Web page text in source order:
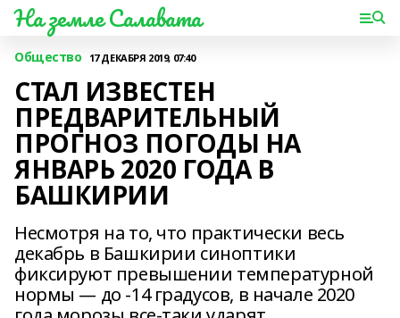
На земле Салавата
Общество 17 ДЕКАБРЯ 2019, 07:40
СТАЛ ИЗВЕСТЕН
ПРЕДВАРИТЕЛЬНЫЙ
ПРОГНОЗ ПОГОДЫ НА
ЯНВАРЬ 2020 ГОДА В
БАШКИРИИ
Несмотря на то, что практически весь
декабрь в Башкирии синоптики
фиксируют превышении температурной
нормы — до -14 градусов, в начале 2020